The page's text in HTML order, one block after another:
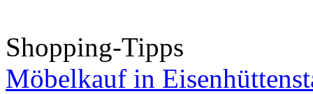
Shopping-Tipps
Möbelkauf in